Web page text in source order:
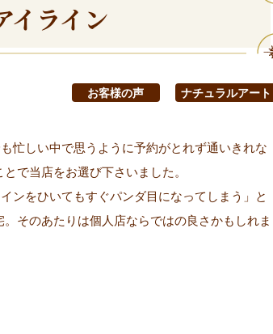
イライン
お客様の声 ナチュラルアート
忙しい中で思うように予約がとれず通いきれな
で当店をお選び下さいました。
ンをひいてもすぐパンダ目になってしまう」と
そのあたりは個人店ならではの良さかもしれま